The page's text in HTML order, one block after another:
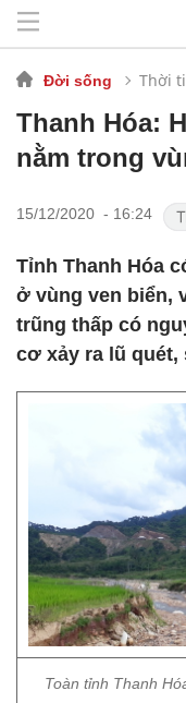
Đời sống Thời
Thanh Hóa:
nằm trong
15/12/2020 - 16:24
Tỉnh Thanh Hóa
ở vùng ven biển,
trũng thấp có
cơ xảy ra lũ quét,
Toàn tỉnh Thanh